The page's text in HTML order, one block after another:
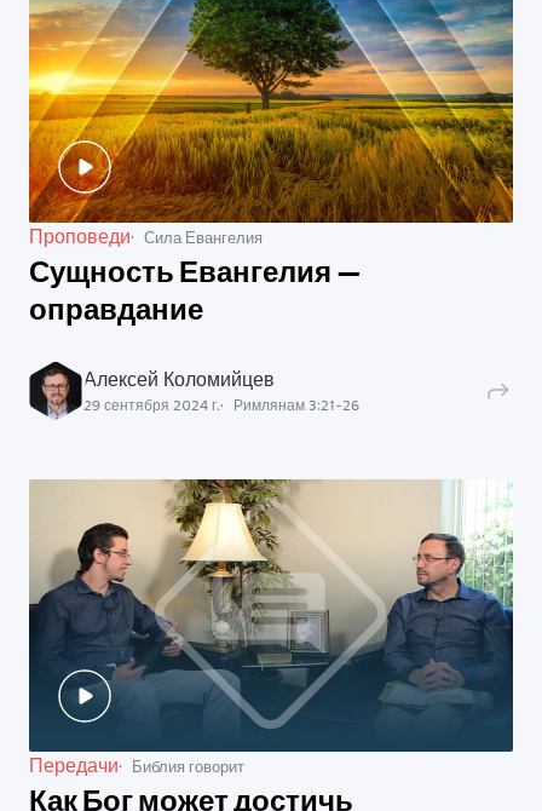
Проповеди Сила Евангелия
Сущность Евангелия —
оправдание
Алексей Коломийцев
29 сентября 2024 г. Римлянам 3:21-26
Передачи Библия говорит
Как Бог может достичь